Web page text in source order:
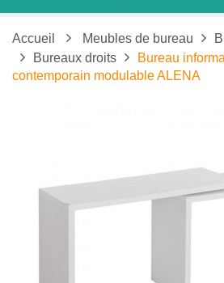
Accueil Meubles de bureau
Bureaux droits
Bureau
contemporain modulable ALENA